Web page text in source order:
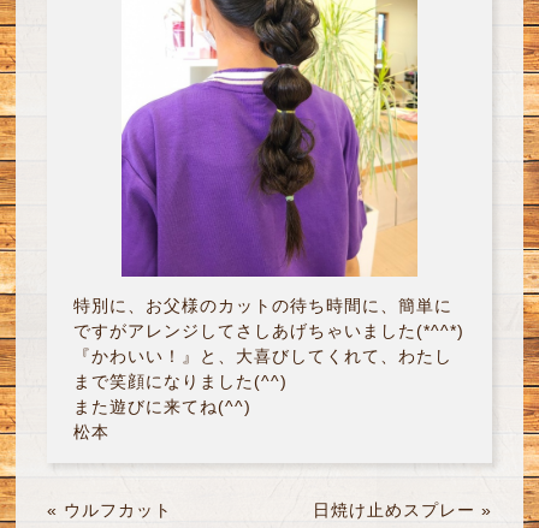
特別に、お父様のカットの待ち時間に、簡単に
ですがアレンジしてさしあげちゃいました(*^^*)
『かわいい！』と、大喜びしてくれて、わたし
まで笑顔になりました(^^)
また遊びに来てね(^^)
松本
« ウルフカット 日焼け止めスプレー »